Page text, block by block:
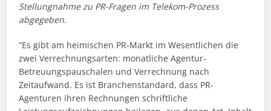
Stellungnahme zu PR-Fragen im Telekom-Prozess
abgegeben.
“Es gibt am heimischen PR-Markt im Wesentlichen die
zwei Verrechnungsarten: monatliche Agentur-
Betreuungspauschalen und Verrechnung nach
Zeitaufwand. Es ist Branchenstandard, dass PR-
Agenturen ihren Rechnungen schriftliche